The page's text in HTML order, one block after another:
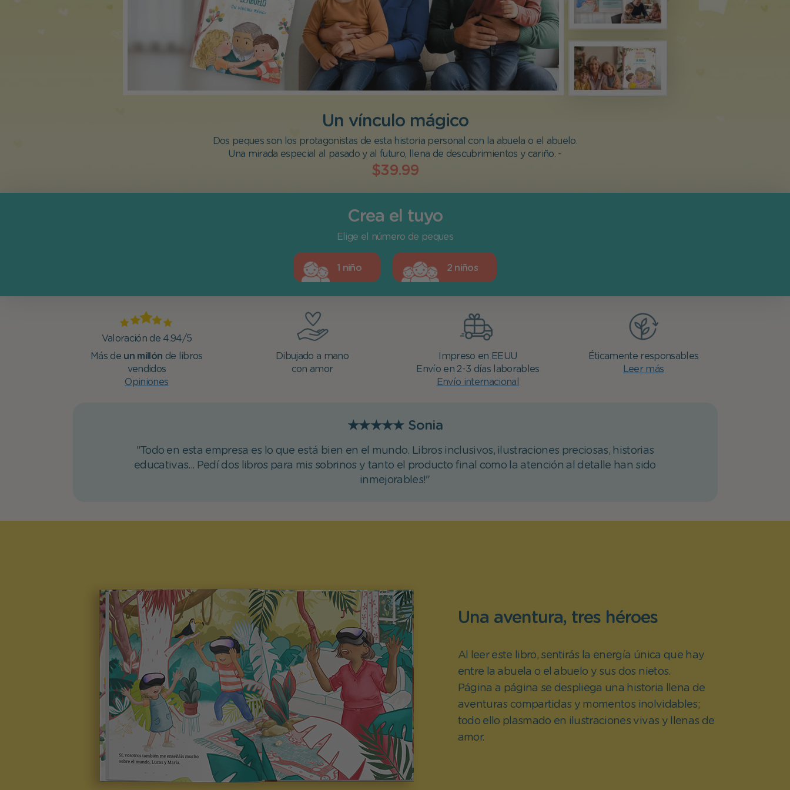
Un vínculo mágico
Dos peques son los protagonistas de esta historia personal con la abuela o el abuelo.
Una mirada especial al pasado y al futuro, llena de descubrimientos y cariño. -
$39.99
Crea el tuyo
Elige el número de peques
1 niño 2 niños
Valoración de 4.94/5
Más de un millón de libros
vendidos
Opiniones
Dibujado a mano
con amor
Impreso en EEUU
Envío en 2-3 días laborables
Envío internacional
Éticamente responsables
Leer más
★★★★★ Sonia
"Todo en esta empresa es lo que está bien en el mundo. Libros inclusivos, ilustraciones preciosas, historias
educativas... Pedí dos libros para mis sobrinos y tanto el producto final como la atención al detalle han sido
inmejorables!"
Una aventura, tres héroes
Al leer este libro, sentirás la energía única que hay
entre la abuela o el abuelo y sus dos nietos.
Página a página se despliega una historia llena de
aventuras compartidas y momentos inolvidables;
todo ello plasmado en ilustraciones vivas y llenas de
amor.